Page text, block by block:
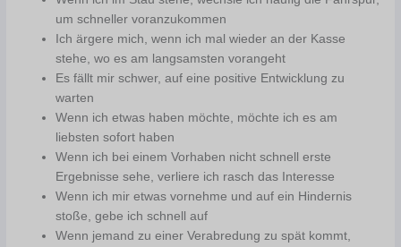
um schneller voranzukommen
Ich ärgere mich, wenn ich mal wieder an der Kasse
stehe, wo es am langsamsten vorangeht
Es fällt mir schwer, auf eine positive Entwicklung zu
warten
Wenn ich etwas haben möchte, möchte ich es am
liebsten sofort haben
Wenn ich bei einem Vorhaben nicht schnell erste
Ergebnisse sehe, verliere ich rasch das Interesse
Wenn ich mir etwas vornehme und auf ein Hindernis
stoße, gebe ich schnell auf
Wenn jemand zu einer Verabredung zu spät kommt,